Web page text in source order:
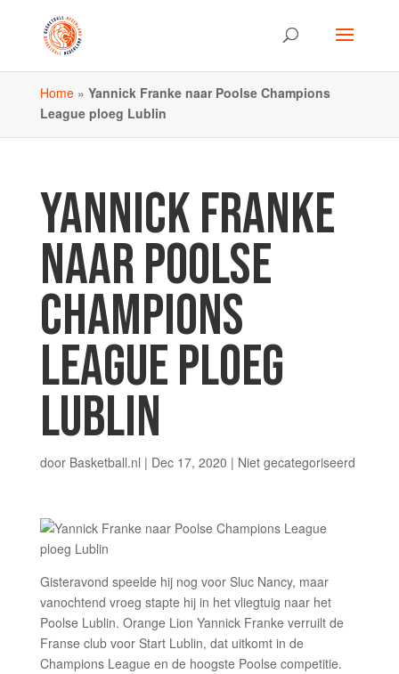
Home» Yannick Franke naar Poolse Champions
League ploeg Lublin
YANNICK FRANKE
NAAR POOLSE
CHAMPIONS
LEAGUE PLOEG
LUBLIN
door Basketball.nl | Dec 17, 2020 | Niet gecategoriseerd
Gisteravond speelde hij nog voor Sluc Nancy, maar
vanochtend vroeg stapte hij in het vliegtuig naar het
Poolse Lublin. Orange Lion Yannick Franke verruilt de
Franse club voor Start Lublin, dat uitkomt in de
Champions League en de hoogste Poolse competitie.